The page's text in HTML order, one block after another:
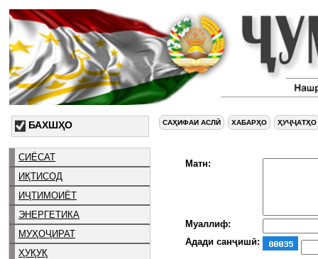
БАХШҲО
СИЁСАТ
ИҚТИСОД
ИҶТИМОИЁТ
ЭНЕРГЕТИКА
МУҲОҶИРАТ
ҲУҚУҚ
САҲИФАИ АСЛӢ ХАБАРҲО ҲУҶҶАТҲО
Матн:
Муаллиф:
Адади санҷишӣ: